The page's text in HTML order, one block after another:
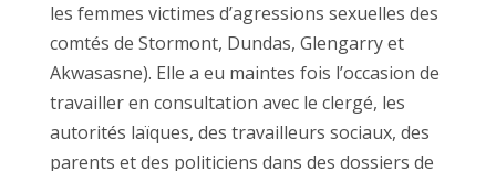
les femmes victimes d’agressions sexuelles des
comtés de Stormont, Dundas, Glengarry et
Akwasasne). Elle a eu maintes fois l’occasion de
travailler en consultation avec le clergé, les
autorités laïques, des travailleurs sociaux, des
parents et des politiciens dans des dossiers de